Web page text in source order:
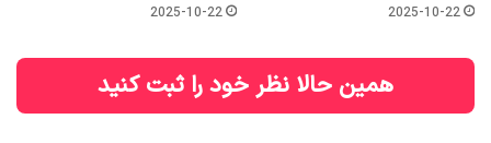
2025-10-22
2025-10-22
همین حالا نظر خود را ثبت کنید